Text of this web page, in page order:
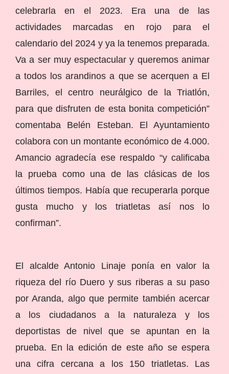
celebrarla en el 2023. Era una de las
actividades marcadas en rojo para el
calendario del 2024 y ya la tenemos preparada.
Va a ser muy espectacular y queremos animar
a todos los arandinos a que se acerquen a El
Barriles, el centro neurálgico de la Triatlón,
para que disfruten de esta bonita competición”
comentaba Belén Esteban. El Ayuntamiento
colabora con un montante económico de 4.000.
Amancio agradecía ese respaldo “y calificaba
la prueba como una de las clásicas de los
últimos tiempos. Había que recuperarla porque
gusta mucho y los triatletas así nos lo
confirman”.
El alcalde Antonio Linaje ponía en valor la
riqueza del río Duero y sus riberas a su paso
por Aranda, algo que permite también acercar
a los ciudadanos a la naturaleza y los
deportistas de nivel que se apuntan en la
prueba. En la edición de este año se espera
una cifra cercana a los 150 triatletas. Las